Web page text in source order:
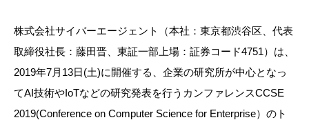
株式会社サイバーエージェント（本社：東京都渋谷区、代表
取締役社長：藤田晋、東証一部上場：証券コード4751）は、
2019年7月13日(土)に開催する、企業の研究所が中心となっ
てAI技術やIoTなどの研究発表を行うカンファレンスCCSE
2019(Conference on Computer Science for Enterprise）のト